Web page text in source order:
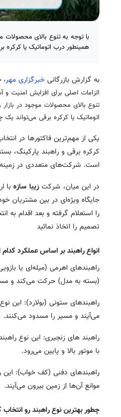
با توجه به تنوع بالای محصولات
همینطور درب اتوماتیک یا
به گزارش بازرگانی خبرگزاری مهر،
الزامات اصلی برای افزایش امنیت
تنوع بالای محصولات موجود در
اتوماتیک یا کرکره برقی می‌تواند
یکی از مهم‌ترین فاکتورها در
کرکره برقی و راهبند پارکینگ،
است. شرکت‌های متعددی در زمینه
در این میان، شرکت زیبا سازه با
جایگاه ویژه‌ای در بین مشتریان
را استعلام گرفته و بعد اقدام به
تصمیم را اتخاذ نمائید
انواع راهبند بر اساس عملکرد کدام
راهبندهای اهرمی (میله‌ای یا
(بسته به مدل) حرکت می‌کند و
راهبندهای ستونی (بولارد): این
می‌آیند و مسیر را مسدود می‌کنند.
راهبند های زنجیری: این نوع
با موتور بالا و پایین می‌رود.
راهبندهای دفنی (کف خواب): این
موانع آن‌ها از زمین بیرون می‌آیند.
چطور بهترین نوع راهبند رو انتخاب